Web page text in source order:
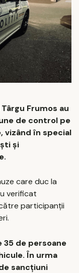
Frumos au
de control pe
vizând în special
și
care duc la
verificat
participanții
de persoane
În urma
sancțiuni